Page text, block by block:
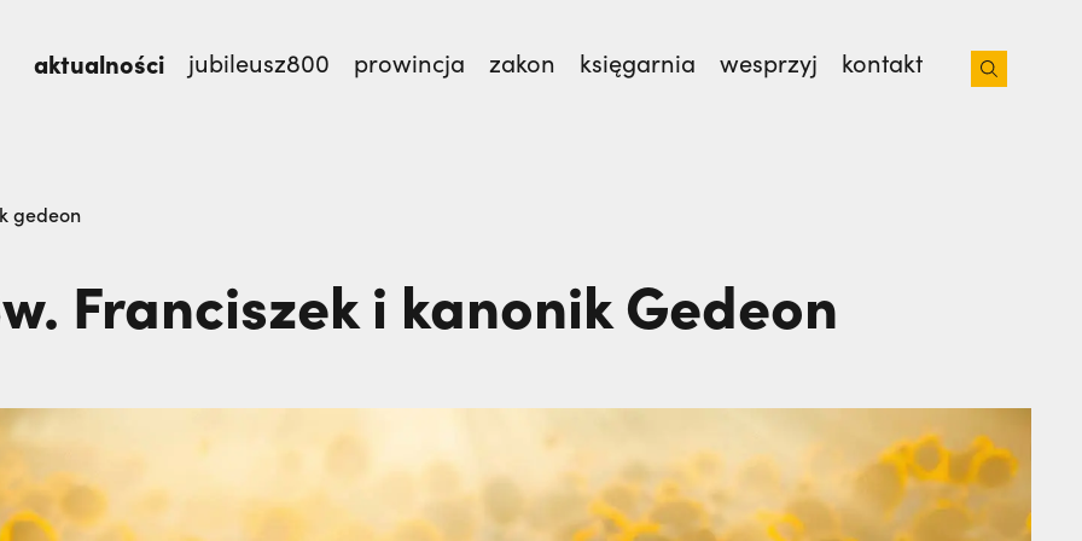
aktualności jubileusz800 prowincja zakon księgarnia wesprzyj kontakt
męczennicy z Pariacoto,
gedeon
Franciszek i kanonik Gedeon